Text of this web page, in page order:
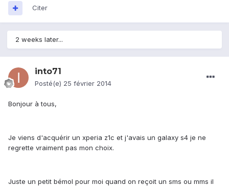
Citer
2 weeks later...
into71
Posté(e) 25 février 2014
Bonjour à tous,
Je viens d'acquérir un xperia z1c et j'avais un galaxy s4 je ne
regrette vraiment pas mon choix.
Juste un petit bémol pour moi quand on reçoit un sms ou mms il